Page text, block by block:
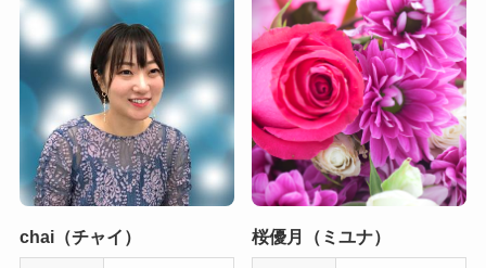
chai（チャイ） 桜優月（ミユナ）